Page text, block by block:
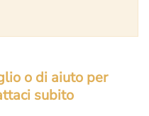
o di aiuto per
subito